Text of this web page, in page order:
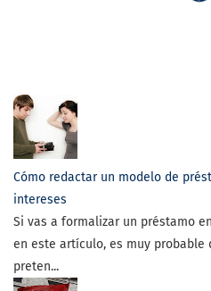
Cómo redactar un modelo de
intereses
Si vas a formalizar un préstamo
en este artículo, es muy probable
preten...